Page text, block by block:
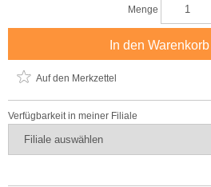
Menge
In den Warenkorb
Auf den Merkzettel
Verfügbarkeit in meiner Filiale